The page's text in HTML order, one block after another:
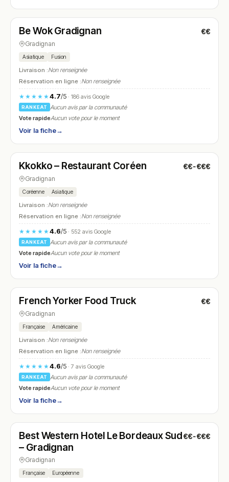
N° 15
Be Wok Gradignan €€
Gradignan
Asiatique Fusion
Livraison :Non renseignée
Réservation en ligne :Non renseignée
★★★★★4.7/5· 186 avis Google
RANKEAT
Aucun avis par la communauté
Vote rapideAucun vote pour le moment
Voir la fiche→
N° 16
Kkokko – Restaurant Coréen €€-€€€
Gradignan
Coréenne Asiatique
Livraison :Non renseignée
Réservation en ligne :Non renseignée
★★★★★4.6/5· 552 avis Google
RANKEAT
Aucun avis par la communauté
Vote rapideAucun vote pour le moment
Voir la fiche→
N° 17
French Yorker Food Truck €€
Gradignan
Française Américaine
Livraison :Non renseignée
Réservation en ligne :Non renseignée
★★★★★4.6/5· 7 avis Google
RANKEAT
Aucun avis par la communauté
Vote rapideAucun vote pour le moment
Voir la fiche→
N° 18
Best Western Hotel Le Bordeaux Sud
– Gradignan
€€-€€€
Gradignan
Française Européenne